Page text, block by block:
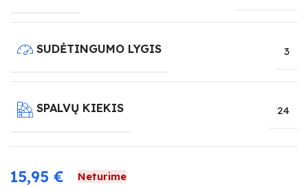
SUDĖTINGUMO LYGIS 3
SPALVŲ KIEKIS 24
15,95 € Neturime